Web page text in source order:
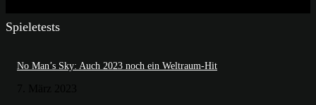
Spieletests
No Man’s Sky: Auch 2023 noch ein Weltraum-Hit